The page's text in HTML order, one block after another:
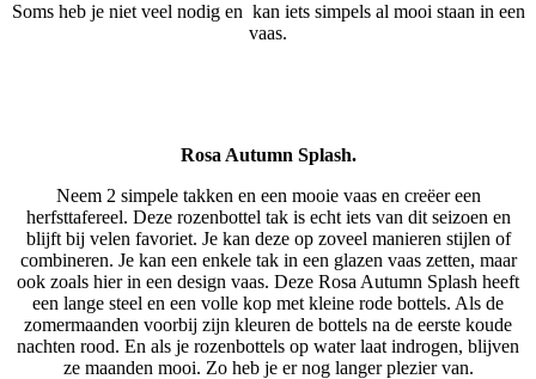
Soms heb je niet veel nodig en kan iets simpels al mooi staan in een
vaas.
Rosa Autumn Splash.
Neem 2 simpele takken en een mooie vaas en creëer een
herfsttafereel. Deze rozenbottel tak is echt iets van dit seizoen en
blijft bij velen favoriet. Je kan deze op zoveel manieren stijlen of
combineren. Je kan een enkele tak in een glazen vaas zetten, maar
ook zoals hier in een design vaas. Deze Rosa Autumn Splash heeft
een lange steel en een volle kop met kleine rode bottels. Als de
zomermaanden voorbij zijn kleuren de bottels na de eerste koude
nachten rood. En als je rozenbottels op water laat indrogen, blijven
ze maanden mooi. Zo heb je er nog langer plezier van.